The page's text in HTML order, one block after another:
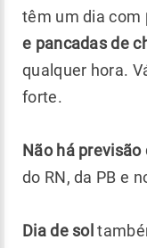
têm um dia com
e pancadas de
qualquer hora.
forte.
Não há previsão
do RN, da PB e
Dia de sol